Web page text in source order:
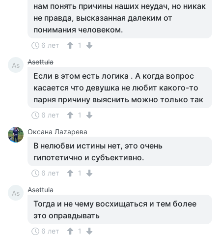
нам понять причины наших неудач, но никак
не правда, высказанная далеким от
понимания человеком.
6 лет 1
As Asettula
Если в этом есть логика . А когда вопрос
касается что девушка не любит какого-то
парня причину выяснить можно только так
6 лет
1
Оксана Лаzaрева
В нелюбви истины нет, это очень
гипотетично и субъективно.
6 лет 1
As Asettula
Тогда и не чему восхищаться и тем более
это оправдывать
6 лет 1